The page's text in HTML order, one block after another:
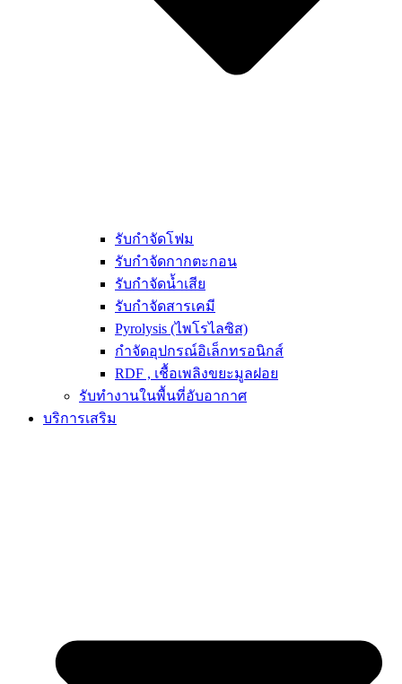
รับกำจัดโฟม
รับกำจัดกากตะกอน
รับกำจัดน้ำเสีย
รับกำจัดสารเคมี
Pyrolysis (ไพโรไลซิส)
กำจัดอุปกรณ์อิเล็กทรอนิกส์
RDF , เชื้อเพลิงขยะมูลฝอย
รับทำงานในพื้นที่อับอากาศ
บริการเสริม